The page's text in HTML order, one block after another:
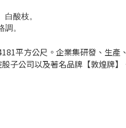
酸枝。
。
平方公尺。企業集研發、生
子公司以及著名品牌【敦煌牌